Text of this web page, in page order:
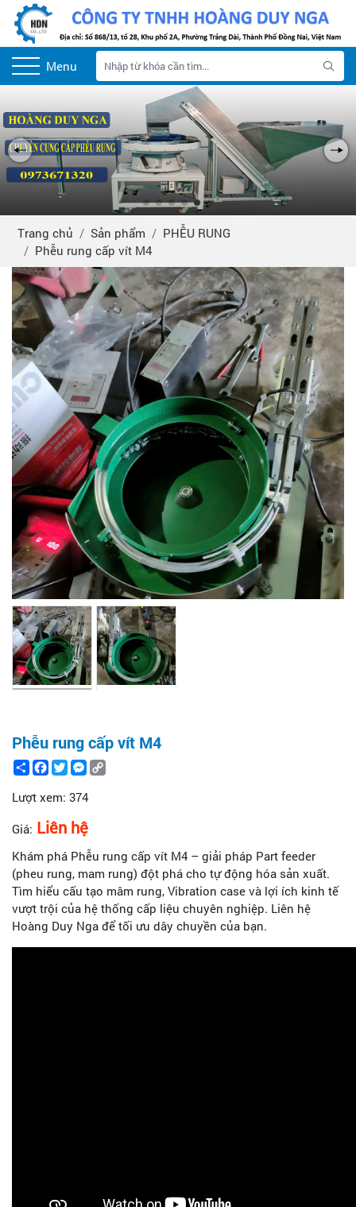
Menu
Trang chủ Sản phẩm
PHỄU RUNG
Phễu rung cấp vít M4
Phễu rung cấp vít M4
ShareFacebook
TwitterMessenger
Lượt xem: 374
Giá: Liên hệ
Khám phá Phễu rung cấp vít M4 – giải pháp Part feeder
(pheu rung, mam rung) đột phá cho tự động hóa sản xuất.
Tìm hiểu cấu tạo mâm rung, Vibration case và lợi ích kinh tế
vượt trội của hệ thống cấp liệu chuyên nghiệp. Liên hệ
Hoàng Duy Nga để tối ưu dây chuyền của bạn.